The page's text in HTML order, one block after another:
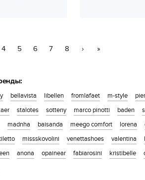
4 5 6 7 8 › »
bellavista libellen fromlafaet m-style
stalotes sotteny marco pinotti baden
madnha baisanda meego comfort lorena
missskovolini venettashoes valentina
anona opainear fabiarosini kristibelle